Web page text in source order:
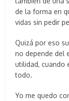
de la forma en
vidas sin pedir
Quizá por eso
no depende del
utilidad, cuando
todo.
Yo me quedo